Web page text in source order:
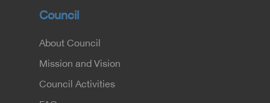
Council
About Council
Mission and Vision
Council Activities